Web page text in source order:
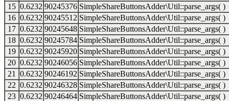
15 0.6232 90245376 SimpleShareButtonsAdder\Util::parse_args( )
16 0.6232 90245512 SimpleShareButtonsAdder\Util::parse_args( )
17 0.6232 90245648 SimpleShareButtonsAdder\Util::parse_args( )
18 0.6232 90245784 SimpleShareButtonsAdder\Util::parse_args( )
19 0.6232 90245920 SimpleShareButtonsAdder\Util::parse_args( )
20 0.6232 90246056 SimpleShareButtonsAdder\Util::parse_args( )
21
0.6232 90246192 SimpleShareButtonsAdder\Util::parse_args( )
22 0.6232 90246328 SimpleShareButtonsAdder\Util::parse_args( )
23 0.6232 90246464 SimpleShareButtonsAdder\Util::parse_args( )